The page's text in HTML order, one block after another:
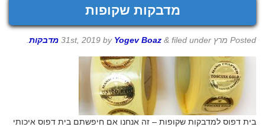
מדבקות שקופות
Posted מרץ 31st, 2019 by Yogev Boaz & filed under מדבקות
בית דפוס למדבקות שקופות – זה אנחנו אם חיפשתם בית דפוס איכותי